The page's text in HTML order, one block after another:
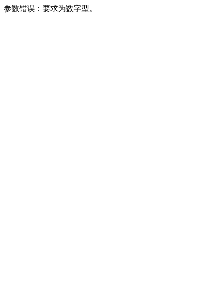
参数错误：要求为数字型。